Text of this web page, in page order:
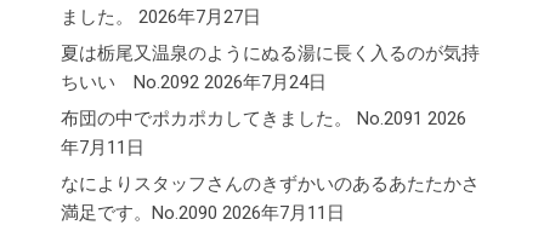
ました。
2026年7月27日
夏は栃尾又温泉のようにぬる湯に長く入るのが気持
ちいい No.2092 2026年7月24日
布団の中でポカポカしてきました。 No.2091 2026
年7月11日
なによりスタッフさんのきずかいのあるあたたかさ
満足です。No.2090 2026年7月11日